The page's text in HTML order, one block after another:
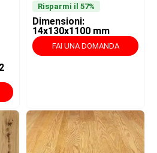
Risparmi il 57%
Dimensioni:
14x130x1100 mm
FAI UNA DOMANDA